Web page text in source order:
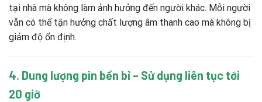
tại nhà mà không làm ảnh hưởng đến người khác. Mỗi người
vẫn có thể tận hưởng chất lượng âm thanh cao mà không bị
giảm độ ổn định.
4. Dung lượng pin bền bỉ – Sử dụng liên tục tới
20 giờ